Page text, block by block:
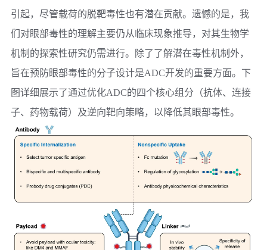
引起，尽管载荷的脱靶毒性也有潜在贡献。遗憾的是，我
们对眼部毒性的理解主要仍从临床现象推导，对其生物学
机制的探索性研究仍需进行。除了了解潜在毒性机制外，
旨在预防眼部毒性的分子设计是ADC开发的重要方面。下
图详细展示了通过优化ADC的四个核心组分（抗体、连接
子、药物载荷）及逆向靶向策略，以降低其眼部毒性。